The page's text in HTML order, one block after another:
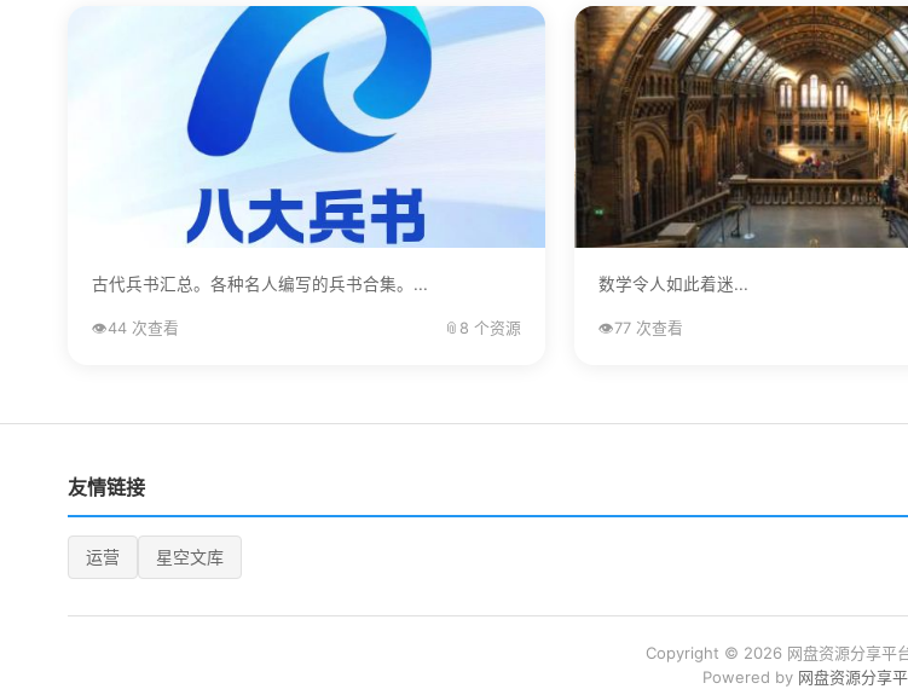
古代兵书汇总。各种名人编写的兵书合集。...
👁️44 次查看 📎 8 个资源
数学令人如此着迷...
👁️77 次查看
友情链接
运营 星空文库
Copyright © 2026 网盘资源分享平
Powered by 网盘资源分享